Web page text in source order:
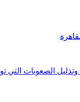
الصعوبات التي